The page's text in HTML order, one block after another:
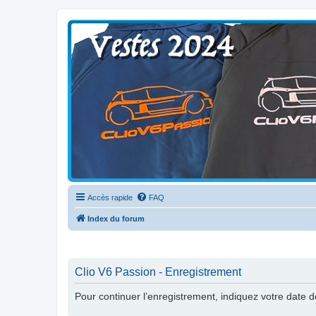
Clio V6 Passion
Le site français des passionnés de Clio V6
Accès rapide FAQ
Index du forum
Clio V6 Passion - Enregistrement
Pour continuer l’enregistrement, indiquez votre date